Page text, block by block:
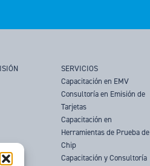
SERVICIOS
Capacitación en EMV
Consultoría en Emisión de
Tarjetas
Capacitación en
Herramientas de Prueba de
Chip
Capacitación y Consultoría